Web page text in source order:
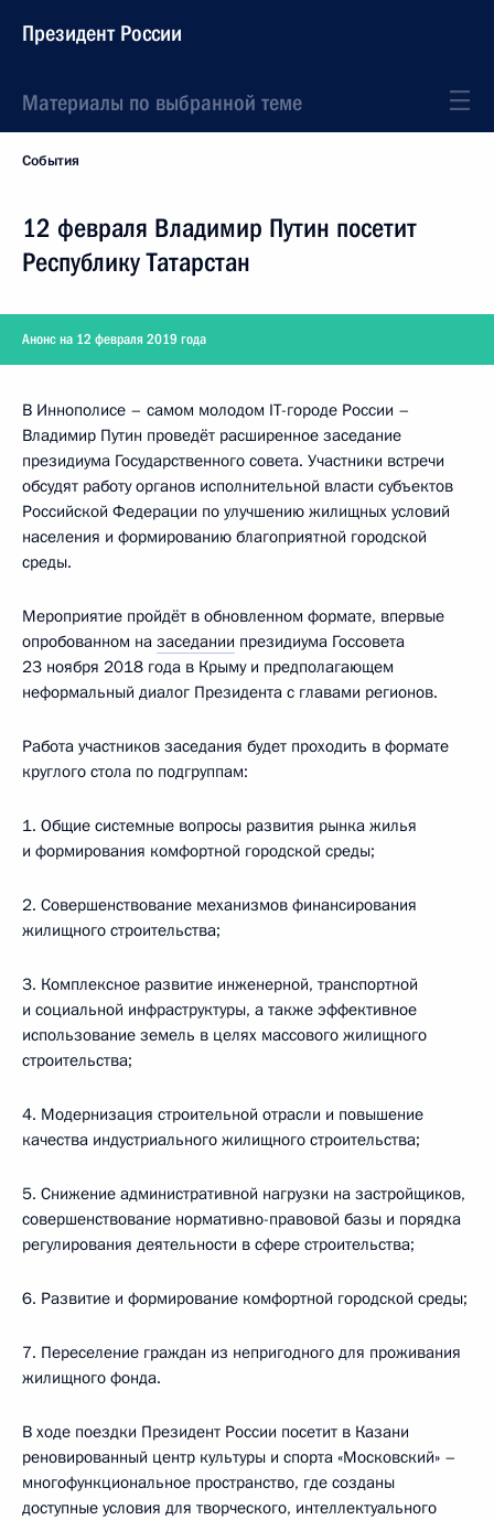
Президент России
Материалы по выбранной теме
События
12 февраля Владимир Путин посетит
Республику Татарстан
Анонс на 12 февраля 2019 года
В Иннополисе – самом молодом IT-городе России –
Владимир Путин проведёт расширенное заседание
президиума Государственного совета. Участники встречи
обсудят работу органов исполнительной власти субъектов
Российской Федерации по улучшению жилищных условий
населения и формированию благоприятной городской
среды.
Мероприятие пройдёт в обновленном формате, впервые
опробованном на заседании президиума Госсовета
23 ноября 2018 года в Крыму и предполагающем
неформальный диалог Президента с главами регионов.
Работа участников заседания будет проходить в формате
круглого стола по подгруппам:
1. Общие системные вопросы развития рынка жилья
и формирования комфортной городской среды;
2. Совершенствование механизмов финансирования
жилищного строительства;
3. Комплексное развитие инженерной, транспортной
и социальной инфраструктуры, а также эффективное
использование земель в целях массового жилищного
строительства;
4. Модернизация строительной отрасли и повышение
качества индустриального жилищного строительства;
5. Снижение административной нагрузки на застройщиков,
совершенствование нормативно-правовой базы и порядка
регулирования деятельности в сфере строительства;
6. Развитие и формирование комфортной городской среды;
7. Переселение граждан из непригодного для проживания
жилищного фонда.
В ходе поездки Президент России посетит в Казани
реновированный центр культуры и спорта «Московский» –
многофункциональное пространство, где созданы
доступные условия для творческого, интеллектуального